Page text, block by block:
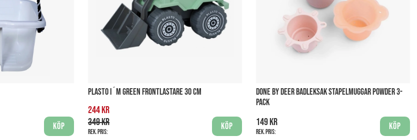
Köp
PLASTO I´M GREEN FRONTLASTARE 30 CM
244 kr
349 kr
Rek. pris:
Köp
DONE BY DEER BADLEKSAK STAPELMUGGAR POWDER 3-
PACK
149 kr
Rek. pris:
Köp